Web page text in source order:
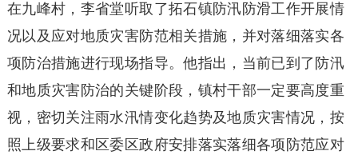
在九峰村，李省堂听取了拓石镇防汛防滑工作开展情
况以及应对地质灾害防范相关措施，并对落细落实各
项防治措施进行现场指导。他指出，当前已到了防汛
和地质灾害防治的关键阶段，镇村干部一定要高度重
视，密切关注雨水汛情变化趋势及地质灾害情况，按
照上级要求和区委区政府安排落实落细各项防范应对